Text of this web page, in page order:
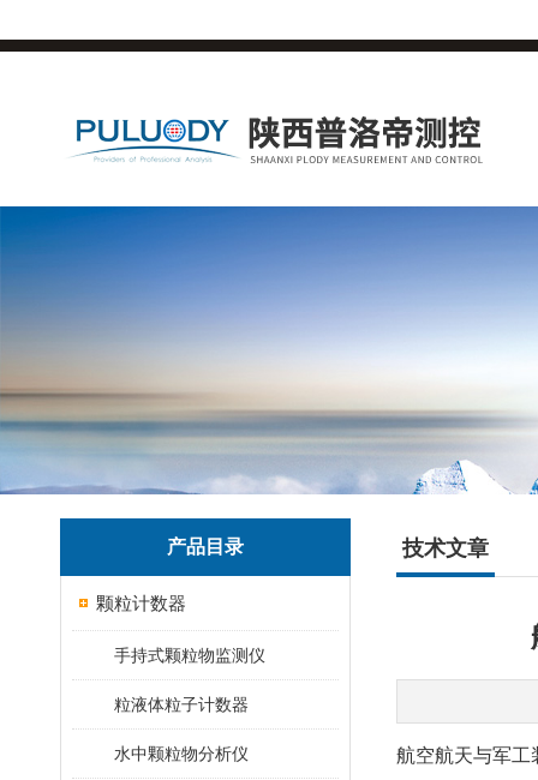
产品目录
颗粒计数器
手持式颗粒物监测仪
粒液体粒子计数器
水中颗粒物分析仪
技术文章
航空航天与军工